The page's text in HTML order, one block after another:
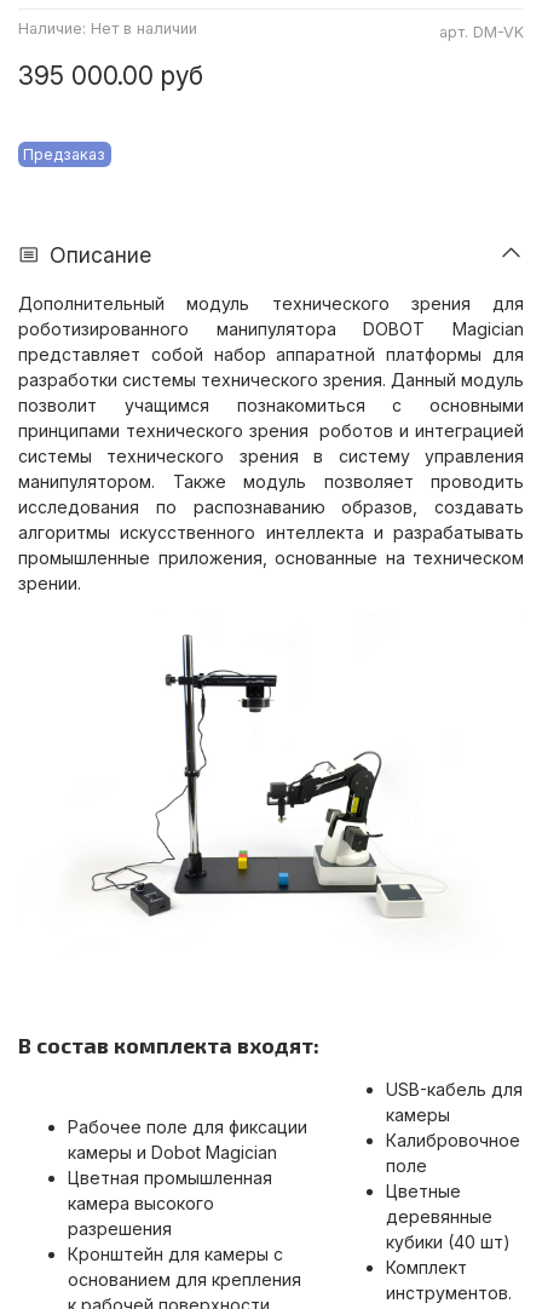
арт. DM-VK
Наличие: Нет в наличии
Предзаказ
395 000.00 руб
Описание
Дополнительный модуль технического зрения для
роботизированного манипулятора DOBOT Magician
представляет собой набор аппаратной платформы для
разработки системы технического зрения. Данный модуль
позволит учащимся познакомиться с основными
принципами технического зрения роботов и интеграцией
системы технического зрения в систему управления
манипулятором. Также модуль позволяет проводить
исследования по распознаванию образов, создавать
алгоритмы искусственного интеллекта и разрабатывать
промышленные приложения, основанные на техническом
зрении.
В состав комплекта входят:
Рабочее поле для фиксации
камеры и Dobot Magician
Цветная промышленная
камера высокого
разрешения
Кронштейн для камеры с
основанием для крепления
USB-кабель для
камеры
Калибровочное
поле
Цветные
деревянные
кубики (40 шт)
Комплект
инструментов.